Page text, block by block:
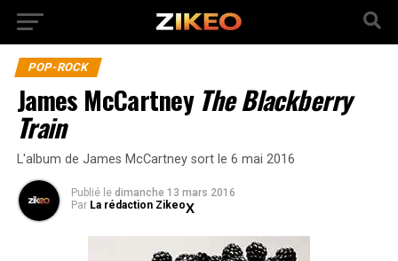
POP-ROCK
James McCartney The Blackberry
Train
L'album de James McCartney sort le 6 mai 2016
Publié le dimanche 13 mars 2016
Par La rédaction Zikeo